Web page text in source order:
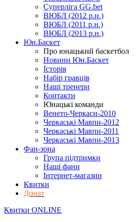
Суперліга GG.bet
ВЮБЛ (2012 р.н.)
ВЮБЛ (2011 р.н.)
ВЮБЛ (2013 р.н.)
Юн.Баскет
Про юнацький баскетбол
Новини Юн.Баскет
Історія
Набір гравців
Наші тренери
Контакти
Юнацькі команди
Венето-Черкаси-2010
Черкаські Мавпи-2012
Черкаські Мавпи-2011
Черкаські Мавпи-2013
Фан-зона
Група підтримки
Наші фани
Інтернет-магазин
Квитки
Донат
Квитки ONLINE